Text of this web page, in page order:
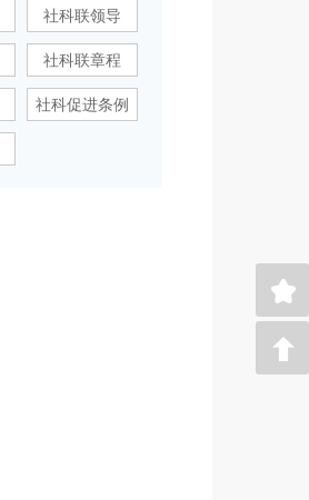
社科联领导
社科联章程
社科促进条例